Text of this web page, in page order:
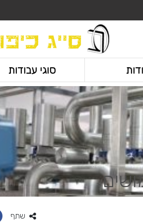
סוגי עבודות
שתף